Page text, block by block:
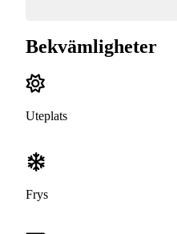
Bekvämligheter
Uteplats
Frys